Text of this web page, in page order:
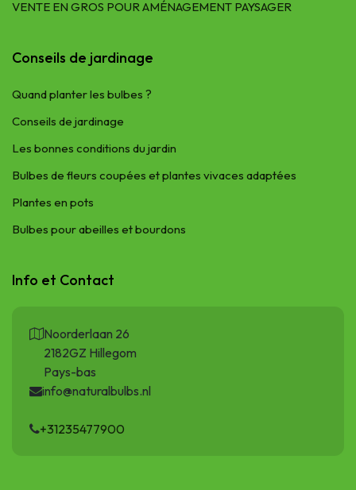
VENTE EN GROS POUR AMÉNAGEMENT PAYSAGER
Conseils de jardinage
Quand planter les bulbes ?
Conseils de jardinage
Les bonnes conditions du jardin
Bulbes de fleurs coupées et plantes vivaces adaptées
Plantes en pots
Bulbes pour abeilles et bourdons
Info et Contact
Noorderlaan 26
2182GZ Hillegom
Pays-bas
info@naturalbulbs.nl
+31235477900